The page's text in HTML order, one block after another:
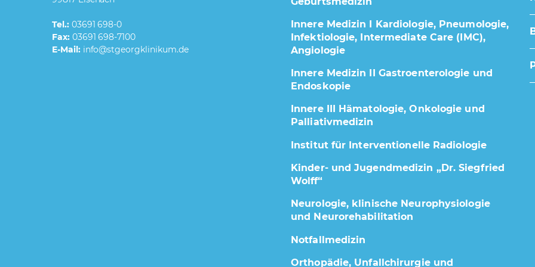
Tel.:03691 698-0
Fax:03691 698-7100
E-Mail:
Innere Medizin I Kardiologie, Pneumologie,
Infektiologie, Intermediate Care (IMC),
Angiologie
Innere Medizin II Gastroenterologie und
Endoskopie
Innere III Hämatologie, Onkologie und
Palliativmedizin
Institut für Interventionelle Radiologie
Kinder- und Jugendmedizin „Dr. Siegfried
Wolff“
Neurologie, klinische Neurophysiologie
und Neurorehabilitation
Notfallmedizin
Orthopädie, Unfallchirurgie und